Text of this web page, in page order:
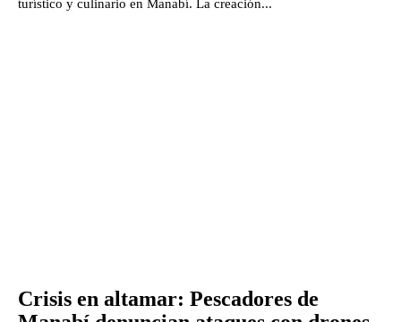
turístico y culinario en Manabí. La creación...
Crisis en altamar: Pescadores de